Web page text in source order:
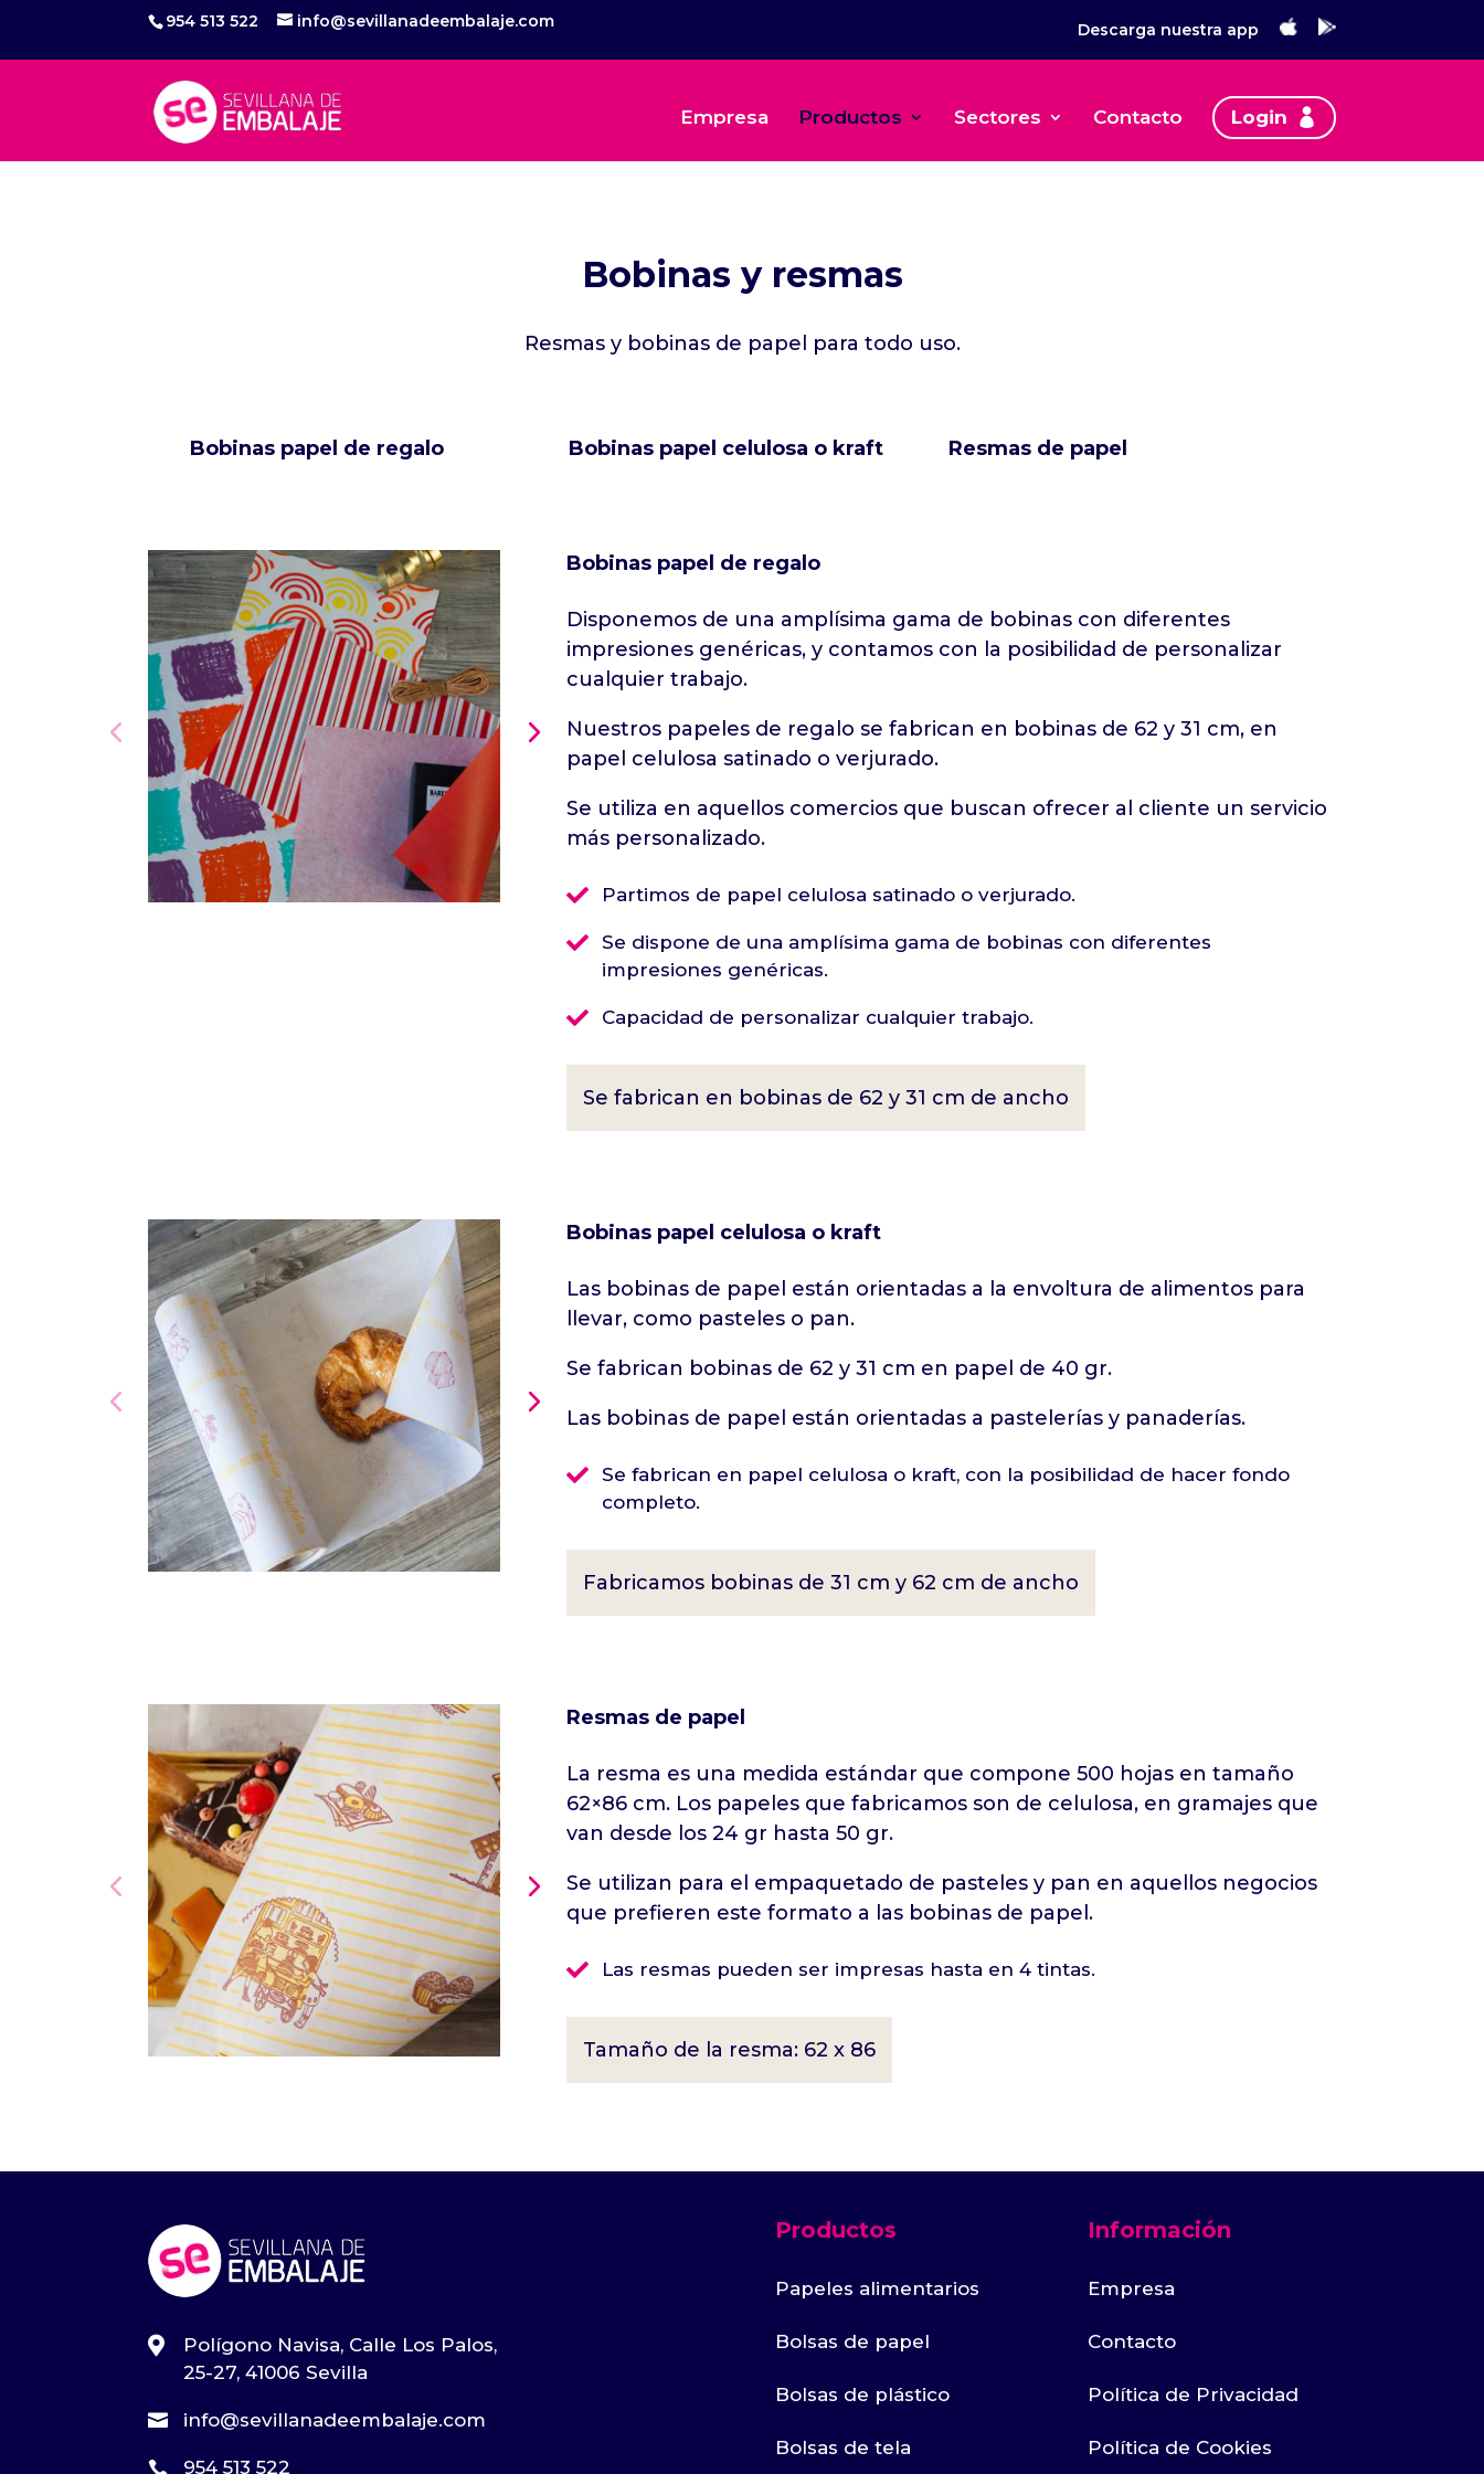
954 513 522 info@sevillanadeembalaje.com Descarga nuestra app
Empresa Productos Sectores Contacto Login
Bobinas y resmas
Resmas y bobinas de papel para todo uso.
Bobinas papel de regalo Bobinas papel celulosa o kraft Resmas de papel
Bobinas papel de regalo
Disponemos de una amplísima gama de bobinas con diferentes
impresiones genéricas, y contamos con la posibilidad de personalizar
cualquier trabajo.
Nuestros papeles de regalo se fabrican en bobinas de 62 y 31 cm, en
papel celulosa satinado o verjurado.
Se utiliza en aquellos comercios que buscan ofrecer al cliente un servicio
más personalizado.
 Partimos de papel celulosa satinado o verjurado.

Se dispone de una amplísima gama de bobinas con diferentes
impresiones genéricas.
 Capacidad de personalizar cualquier trabajo.
Se fabrican en bobinas de 62 y 31 cm de ancho
Bobinas papel celulosa o kraft
Las bobinas de papel están orientadas a la envoltura de alimentos para
llevar, como pasteles o pan.
Se fabrican bobinas de 62 y 31 cm en papel de 40 gr.
Las bobinas de papel están orientadas a pastelerías y panaderías.

Se fabrican en papel celulosa o kraft, con la posibilidad de hacer fondo
completo.
Fabricamos bobinas de 31 cm y 62 cm de ancho
Resmas de papel
La resma es una medida estándar que compone 500 hojas en tamaño
62×86 cm. Los papeles que fabricamos son de celulosa, en gramajes que
van desde los 24 gr hasta 50 gr.
Se utilizan para el empaquetado de pasteles y pan en aquellos negocios
que prefieren este formato a las bobinas de papel.
 Las resmas pueden ser impresas hasta en 4 tintas.
Tamaño de la resma: 62 x 86

Polígono Navisa, Calle Los Palos,
25-27, 41006 Sevilla
 info@sevillanadeembalaje.com
 954 513 522
Productos
Papeles alimentarios
Bolsas de papel
Bolsas de plástico
Bolsas de tela
Información
Empresa
Contacto
Política de Privacidad
Política de Cookies